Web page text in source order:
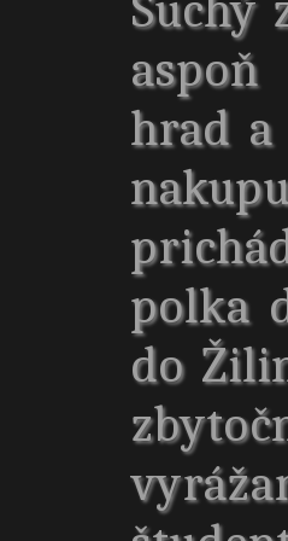
aspoň
hrad
polka
do